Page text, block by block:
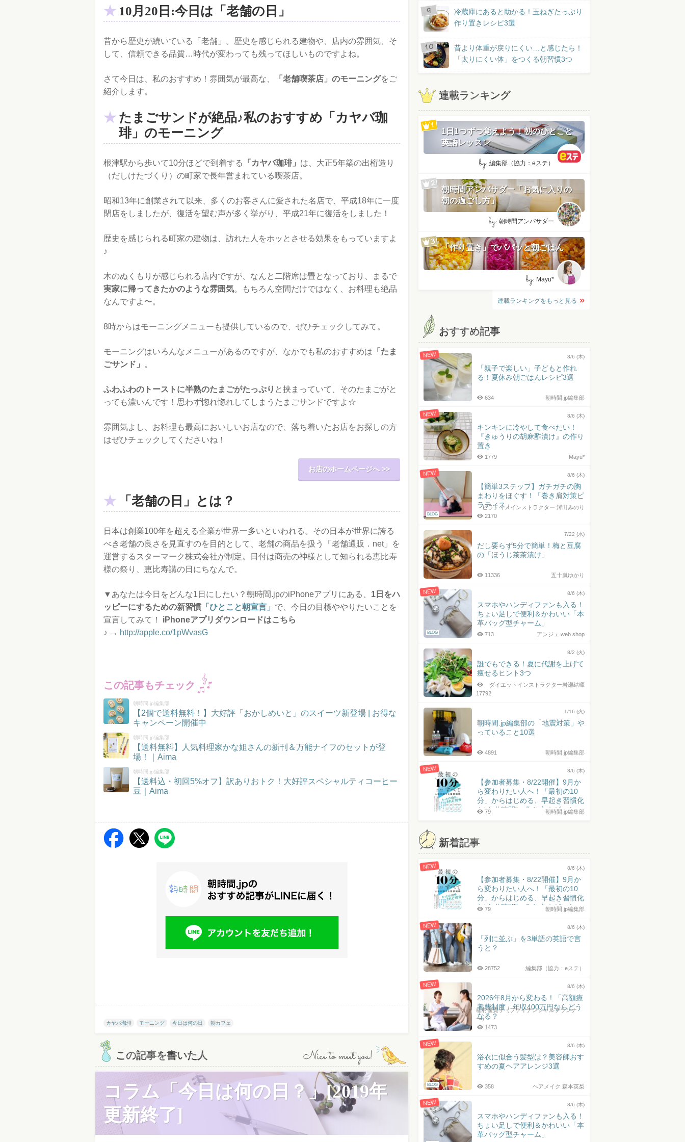
10月20日:今日は「老舗の日」
昔から歴史が続いている「老舗」。歴史を感じられる建物や、店内の雰囲気、そ
して、信頼できる品質…時代が変わっても残ってほしいものですよね。
さて今日は、私のおすすめ！雰囲気が最高な、 「老舗喫茶店」のモーニングをご
紹介します。
たまごサンドが絶品♪私のおすすめ「カヤバ珈
琲」のモーニング
根津駅から歩いて10分ほどで到着する 「カヤバ珈琲」 は、大正5年築の出桁造り
（だしけたづくり）の町家で長年営まれている喫茶店。
昭和13年に創業されて以来、多くのお客さんに愛された名店で、平成18年に一度
閉店をしましたが、復活を望む声が多く挙がり、平成21年に復活をしました！
歴史を感じられる町家の建物は、訪れた人をホッとさせる効果をもっていますよ
♪
木のぬくもりが感じられる店内ですが、なんと二階席は畳となっており、まるで
実家に帰ってきたかのような雰囲気。もちろん空間だけではなく、お料理も絶品
なんですよ〜。
8時からはモーニングメニューも提供しているので、ぜひチェックしてみて。
モーニングはいろんなメニューがあるのですが、なかでも私のおすすめは 「たま
ごサンド」
。
ふわふわのトーストに半熟のたまごがたっぷり と挟まっていて、そのたまごがと
っても濃いんです！思わず惚れ惚れしてしまうたまごサンドですよ☆
雰囲気よし、お料理も最高においしいお店なので、落ち着いたお店をお探しの方
はぜひチェックしてくださいね！
お店のホームページへ >>
「老舗の日」とは？
日本は創業100年を超える企業が世界一多いといわれる。その日本が世界に誇る
べき老舗の良さを見直すのを目的として、老舗の商品を扱う「老舗通販．net」を
運営するスターマーク株式会社が制定。日付は商売の神様として知られる恵比寿
様の祭り、恵比寿講の日にちなんで。
▼あなたは今日をどんな1日にしたい？朝時間.jpのiPhoneアプリにある、 1日をハ
ッピーにするための新習慣 「ひとこと朝宣言」 で、今日の目標ややりたいことを
宣言してみて！
iPhoneアプリダウンロードはこちら
♪ → http://apple.co/1pWvasG
この記事もチェック
朝時間.jp編集部
【2個で送料無料！】大好評「おかしめいと」のスイーツ新登場 | お得な
キャンペーン開催中
朝時間.jp編集部
【送料無料】人気料理家かな姐さんの新刊＆万能ナイフのセットが登
場！｜Aima
朝時間.jp編集部
【送料込・初回5%オフ】訳ありおトク！大好評スペシャルティコーヒー
豆｜Aima
カヤバ珈琲 モーニング 今日は何の日 朝カフェ
この記事を書いた人 Nice to meet you!
コラム「今日は何の日？」[2019年
更新終了]
冷蔵庫にあると助かる！玉ねぎたっぷり
作り置きレシピ3選
昔より体重が戻りにくい…と感じたら！
「太りにくい体」をつくる朝習慣3つ
連載ランキング
1日1つずつ覚えよう！朝のひとこと
英語レッスン
by: 編集部（協力：eステ）
朝時間アンバサダー「お気に入りの
朝の過ごし方」
by: 朝時間アンバサダー
「作り置き」でパパッと朝ごはん
by: Mayu*
連載ランキングをもっと見る
おすすめ記事
NEW 8/6 (木)
「親子で楽しい」子どもと作れ
る！夏休み朝ごはんレシピ3選
朝時間.jp編集部
634
NEW 8/6 (木)
キンキンに冷やして食べたい！
『きゅうりの胡麻酢漬け』の作り
置き
Mayu*
1779
NEW
BLOG
8/6 (木)
【簡単3ステップ】ガチガチの胸
まわりをほぐす！「巻き肩対策ピ
ラティス」
ピラティスインストラクター 澤田みのり
2170
7/22 (水)
だし要らず5分で簡単！梅と豆腐
の「ほうじ茶茶漬け」
五十嵐ゆかり
11336
NEW
BLOG
8/6 (木)
スマホやハンディファンも入る！
ちょい足しで便利＆かわいい「本
革バッグ型チャーム」
アンジェ web shop
713
8/2 (火)
誰でもできる！夏に代謝を上げて
痩せるヒント3つ
ダイエットインストラクター岩瀬結暉
17792
1/16 (火)
朝時間.jp編集部の「地震対策」や
っていること10選
朝時間.jp編集部
4891
NEW 8/6 (木)
【参加者募集・8/22開催】9月か
ら変わりたい人へ！「最初の10
分」からはじめる、早起き習慣化
と“自分時間”の作り方｜ゲスト：
朝時間.jp編集部
79
新着記事
NEW 8/6 (木)
【参加者募集・8/22開催】9月か
ら変わりたい人へ！「最初の10
分」からはじめる、早起き習慣化
と“自分時間”の作り方｜ゲスト：
朝時間.jp編集部
79
NEW 8/6 (木)
「列に並ぶ」を3単語の英語で言
うと？
編集部（協力：eステ）
28752
NEW 8/6 (木)
2026年8月から変わる！「高額療
養費制度」年収400万円ならどう
なる？
稲村優貴子（ファイナンシャルプランナ
ー）
1473
NEW
BLOG
8/6 (木)
浴衣に似合う髪型は？美容師おす
すめの夏ヘアアレンジ3選
ヘアメイク 森本英梨
358
NEW 8/6 (木)
スマホやハンディファンも入る！
ちょい足しで便利＆かわいい「本
革バッグ型チャーム」